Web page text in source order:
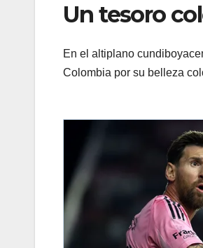
Un tesoro
En el altiplano
Colombia por su belleza